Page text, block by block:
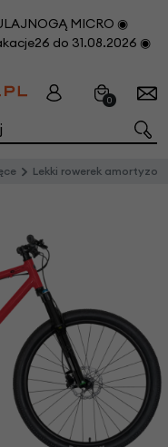
MICRO ◉
do 31.08.2026 ◉
0
Lekki rowerek amortyzowany KUbikes 27,5 MTB DISC czerwony L